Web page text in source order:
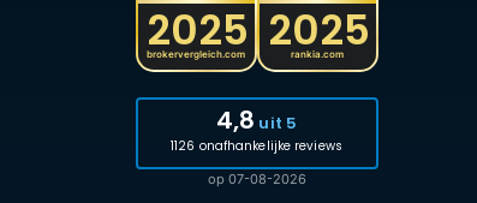
2025
brokervergleich.com 2025
rankia.com
4,8 uit 5
1126 onafhankelijke reviews
op 07-08-2026